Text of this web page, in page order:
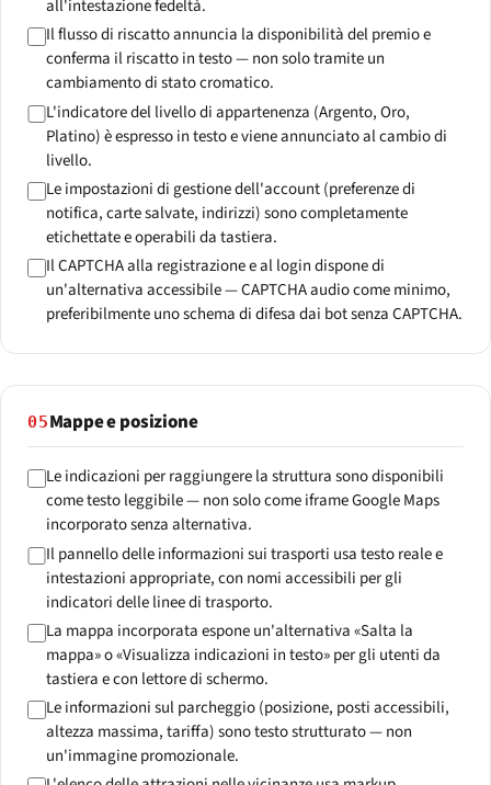
all'intestazione fedeltà.
Il flusso di riscatto annuncia la disponibilità del premio e
conferma il riscatto in testo — non solo tramite un
cambiamento di stato cromatico.
L'indicatore del livello di appartenenza (Argento, Oro,
Platino) è espresso in testo e viene annunciato al cambio di
livello.
Le impostazioni di gestione dell'account (preferenze di
notifica, carte salvate, indirizzi) sono completamente
etichettate e operabili da tastiera.
Il CAPTCHA alla registrazione e al login dispone di
un'alternativa accessibile — CAPTCHA audio come minimo,
preferibilmente uno schema di difesa dai bot senza CAPTCHA.
05Mappe e posizione
Le indicazioni per raggiungere la struttura sono disponibili
come testo leggibile — non solo come iframe Google Maps
incorporato senza alternativa.
Il pannello delle informazioni sui trasporti usa testo reale e
intestazioni appropriate, con nomi accessibili per gli
indicatori delle linee di trasporto.
La mappa incorporata espone un'alternativa «Salta la
mappa» o «Visualizza indicazioni in testo» per gli utenti da
tastiera e con lettore di schermo.
Le informazioni sul parcheggio (posizione, posti accessibili,
altezza massima, tariffa) sono testo strutturato — non
un'immagine promozionale.